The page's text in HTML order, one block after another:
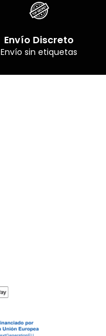
Envío Discreto
Envío sin etiquetas